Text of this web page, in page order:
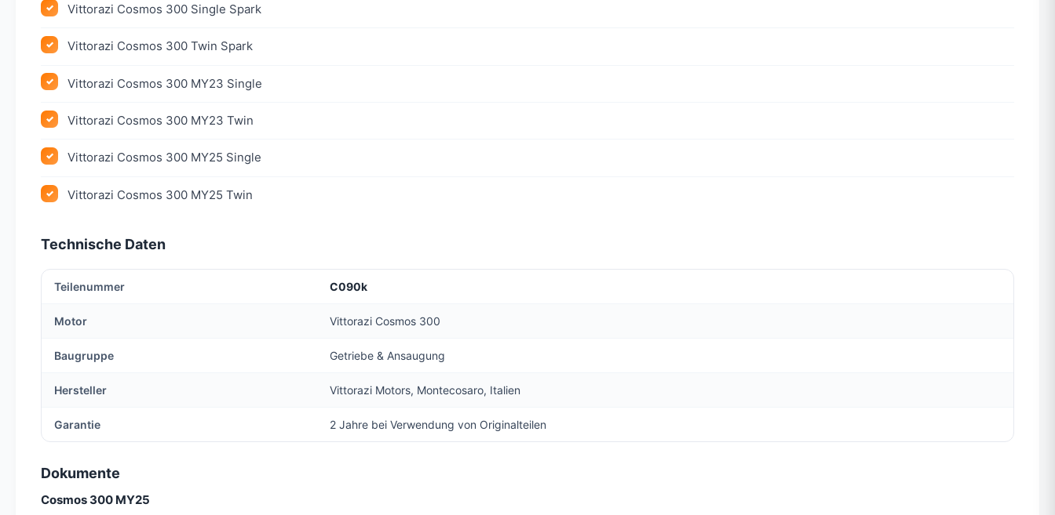
Vittorazi Cosmos 300 Single Spark
Vittorazi Cosmos 300 Twin Spark
Vittorazi Cosmos 300 MY23 Single
Vittorazi Cosmos 300 MY23 Twin
Vittorazi Cosmos 300 MY25 Single
Vittorazi Cosmos 300 MY25 Twin
Technische Daten
Teilenummer C090k
Motor Vittorazi Cosmos 300
Baugruppe Getriebe & Ansaugung
Hersteller Vittorazi Motors, Montecosaro, Italien
Garantie 2 Jahre bei Verwendung von Originalteilen
Dokumente
Cosmos 300 MY25